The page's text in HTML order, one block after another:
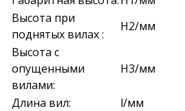
Высота при
поднятых вилах :
H2/мм
Высота с
опущенными
вилами:
H3/мм
Длина вил: l/мм